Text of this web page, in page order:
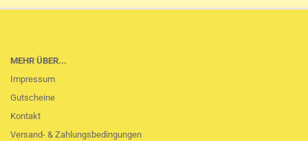
MEHR ÜBER...
Impressum
Gutscheine
Kontakt
Versand- & Zahlungsbedingungen